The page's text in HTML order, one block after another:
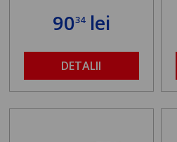
9034lei
DETALII